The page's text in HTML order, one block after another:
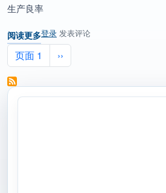
生产良率
阅读更多
关于 Advanced Energy 的10kW电源配
登录 发表评论
分页
页面 1 下一页
››